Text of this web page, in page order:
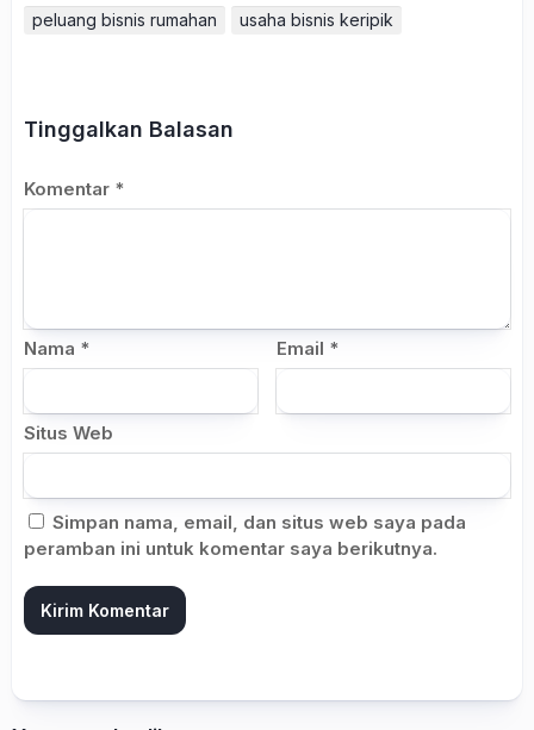
peluang bisnis rumahan
usaha bisnis keripik
Tinggalkan Balasan
Komentar *
Nama * Email *
Situs Web
Simpan nama, email, dan situs web saya pada
peramban ini untuk komentar saya berikutnya.